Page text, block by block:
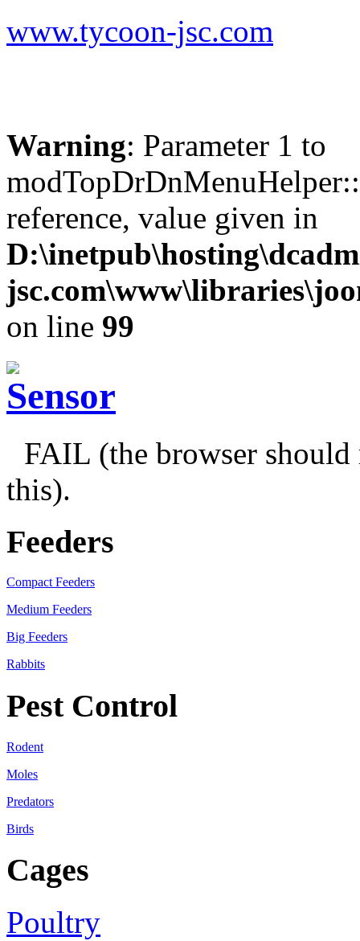
www.tycoon-jsc.com
Warning: Parameter 1 to
reference, value given in
on line 99
FAIL (the browser should
this).
Feeders
Compact Feeders
Medium Feeders
Big Feeders
Rabbits
Pest Control
Rodent
Moles
Predators
Birds
Cages
Poultry